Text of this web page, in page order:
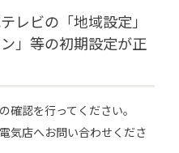
レビの「地域設定」
」等の初期設定が正
確認を行ってください。
気店へお問い合わせくださ